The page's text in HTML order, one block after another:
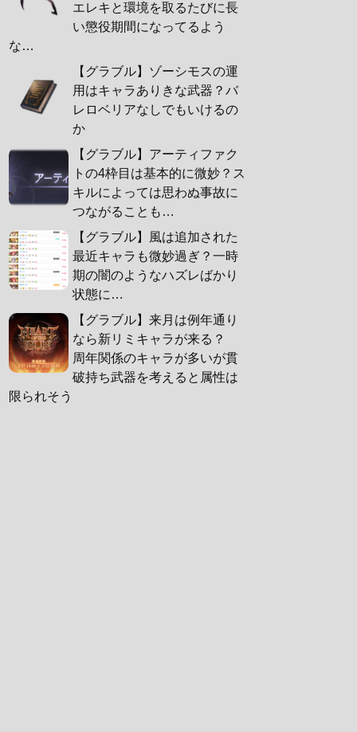
エレキと環境を取るたびに長
い懲役期間になってるよう
な…
【グラブル】ゾーシモスの運
用はキャラありきな武器？バ
レロベリアなしでもいけるの
か
【グラブル】アーティファク
トの4枠目は基本的に微妙？ス
キルによっては思わぬ事故に
つながることも…
【グラブル】風は追加された
最近キャラも微妙過ぎ？一時
期の闇のようなハズレばかり
状態に…
【グラブル】来月は例年通り
なら新リミキャラが来る？
周年関係のキャラが多いが貫
破持ち武器を考えると属性は
限られそう